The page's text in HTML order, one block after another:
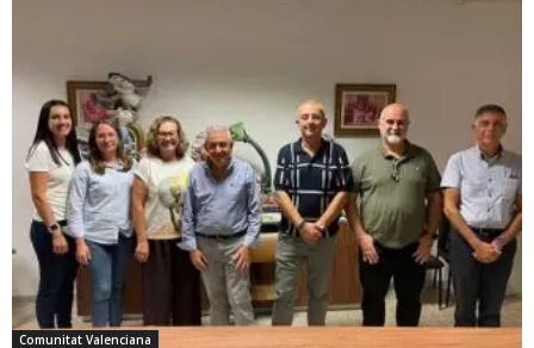
Comunitat Valenciana